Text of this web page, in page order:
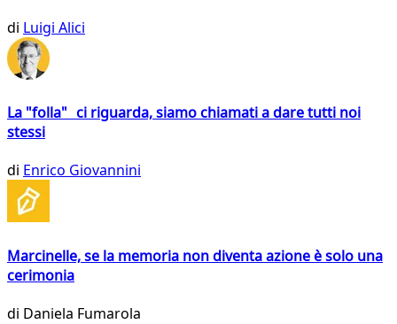
di Luigi Alici
La "folla" ci riguarda, siamo chiamati a dare tutti noi
stessi
di Enrico Giovannini
Marcinelle, se la memoria non diventa azione è solo una
cerimonia
di Daniela Fumarola